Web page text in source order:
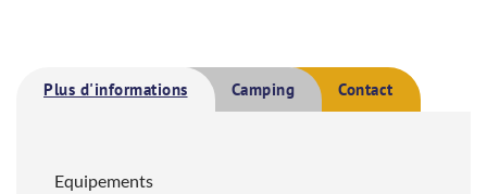
Plus d'informations Camping Contact
Equipements